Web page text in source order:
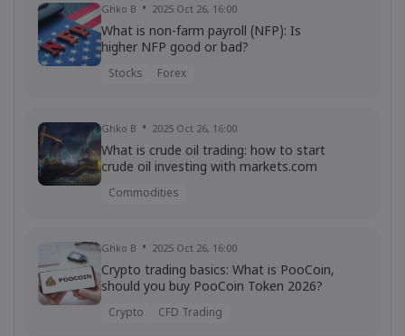
Ghko B 2025 Oct 26, 16:00
What is non-farm payroll (NFP): Is
higher NFP good or bad?
Stocks Forex
Ghko B 2025 Oct 26, 16:00
What is crude oil trading: how to start
crude oil investing with markets.com
Commodities
Ghko B 2025 Oct 26, 16:00
Crypto trading basics: What is PooCoin,
should you buy PooCoin Token 2026?
Crypto CFD Trading